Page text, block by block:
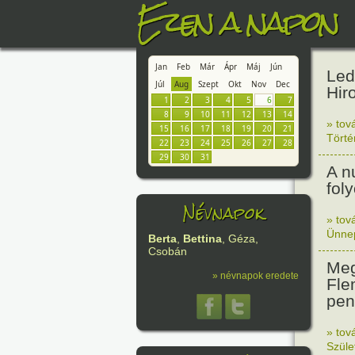
Ezen a napon
Jan Feb Már Ápr Máj
Jún
Júl
Aug Szept Okt Nov
Dec
1
2 3 4 5 6
7
8
9 10 11 12 13
14
15
16 17 18 19 20
21
22
23 24 25 26 27
28
29
30 31
Névnapok
Berta, Bettina, Géza,
Csobán
» névnapok eredete
»
A
»
»